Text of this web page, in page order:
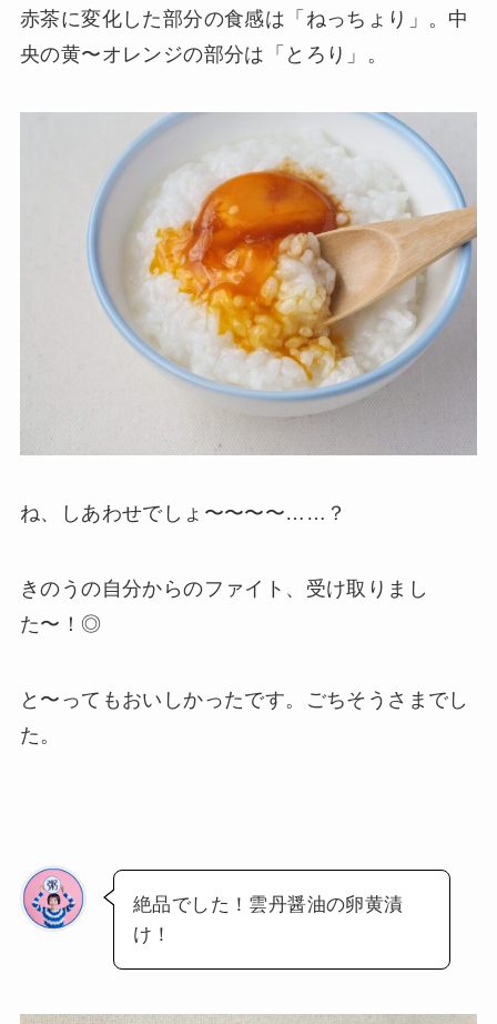
赤茶に変化した部分の食感は「ねっちょり」。中
央の黄〜オレンジの部分は「とろり」。
ね、しあわせでしょ〜〜〜〜……？
きのうの自分からのファイト、受け取りまし
た〜！◎
と〜ってもおいしかったです。ごちそうさまでし
た。
絶品でした！雲丹醤油の卵黄漬
け！